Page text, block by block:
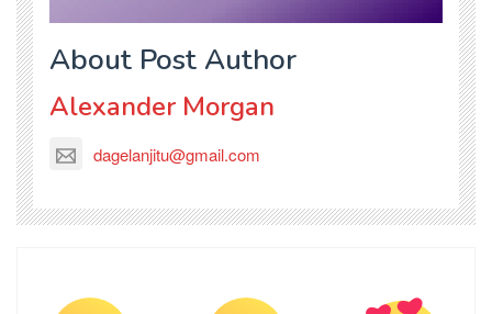
About Post Author
Alexander Morgan
dagelanjitu@gmail.com